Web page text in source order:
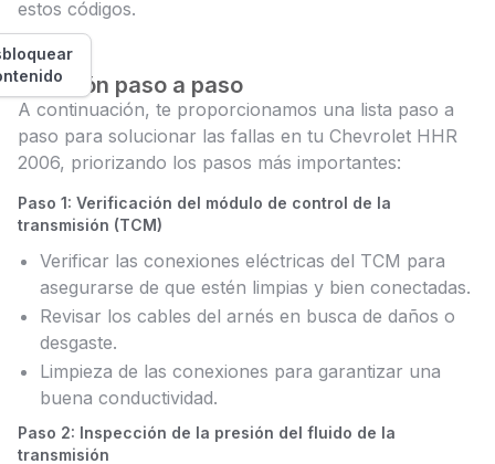
estos códigos.
Solución paso a paso
A continuación, te proporcionamos una lista paso a
paso para solucionar las fallas en tu Chevrolet HHR
2006, priorizando los pasos más importantes:
Paso 1: Verificación del módulo de control de la
transmisión (TCM)
Verificar las conexiones eléctricas del TCM para
asegurarse de que estén limpias y bien conectadas.
Revisar los cables del arnés en busca de daños o
desgaste.
Limpieza de las conexiones para garantizar una
buena conductividad.
Paso 2: Inspección de la presión del fluido de la
transmisión